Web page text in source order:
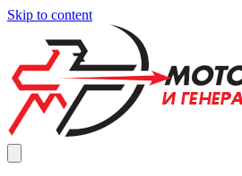
Skip to content